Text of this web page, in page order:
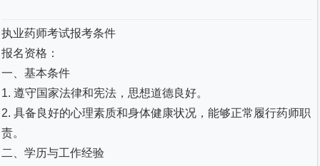
执业药师考试报考条件
报名资格：
一、基本条件
1. 遵守国家法律和宪法，思想道德良好。
2. 具备良好的心理素质和身体健康状况，能够正常履行药师职
责。
二、学历与工作经验